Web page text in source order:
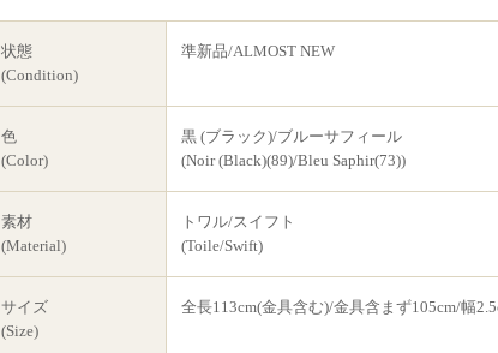
状態
(Condition)
準新品/ALMOST NEW
色
(Color)
黒 (ブラック)/ブルーサフィール
(Noir (Black)(89)/Bleu Saphir(73))
素材
(Material)
トワル/スイフト
(Toile/Swift)
サイズ
(Size)
全長113cm(金具含む)/金具含まず105cm/幅